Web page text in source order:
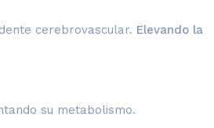
cerebrovascular. Elevando la
su metabolismo.